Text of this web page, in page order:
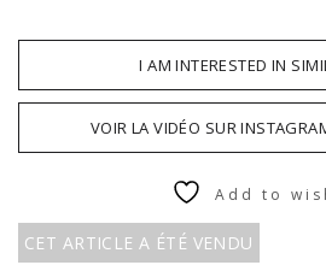
I AM INTERESTED IN
CET ARTICLE A ÉTÉ VENDU
VOIR LA VIDÉO SUR
Add to